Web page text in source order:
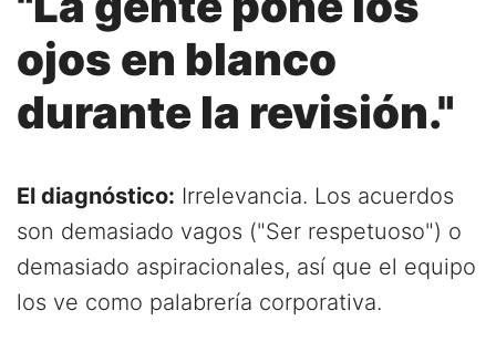
ojos en blanco
durante la revisión."
El diagnóstico: Irrelevancia. Los acuerdos
son demasiado vagos ("Ser respetuoso") o
demasiado aspiracionales, así que el equipo
los ve como palabrería corporativa.